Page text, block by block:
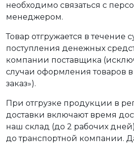
необходимо связаться с
менеджером.
Товар отгружается в течение
поступления денежных
компании поставщика
случаи оформления товаров в
заказ»).
При отгрузке продукции в
доставки включают время
наш склад (до 2 рабочих
до транспортной компании.